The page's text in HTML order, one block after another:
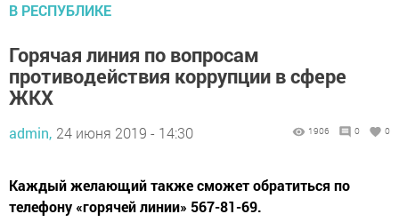
В РЕСПУБЛИКЕ
Горячая линия по вопросам
противодействия коррупции в сфере
ЖКХ
admin, 24 июня 2019 - 14:30 1906 0 0
Каждый желающий также сможет обратиться по
телефону «горячей линии» 567-81-69.